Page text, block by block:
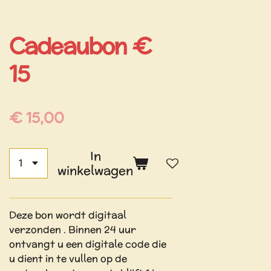
Cadeaubon €
15
€ 15,00
In
winkelwagen
Deze bon wordt digitaal
verzonden . Binnen 24 uur
ontvangt u een digitale code die
u dient in te vullen op de